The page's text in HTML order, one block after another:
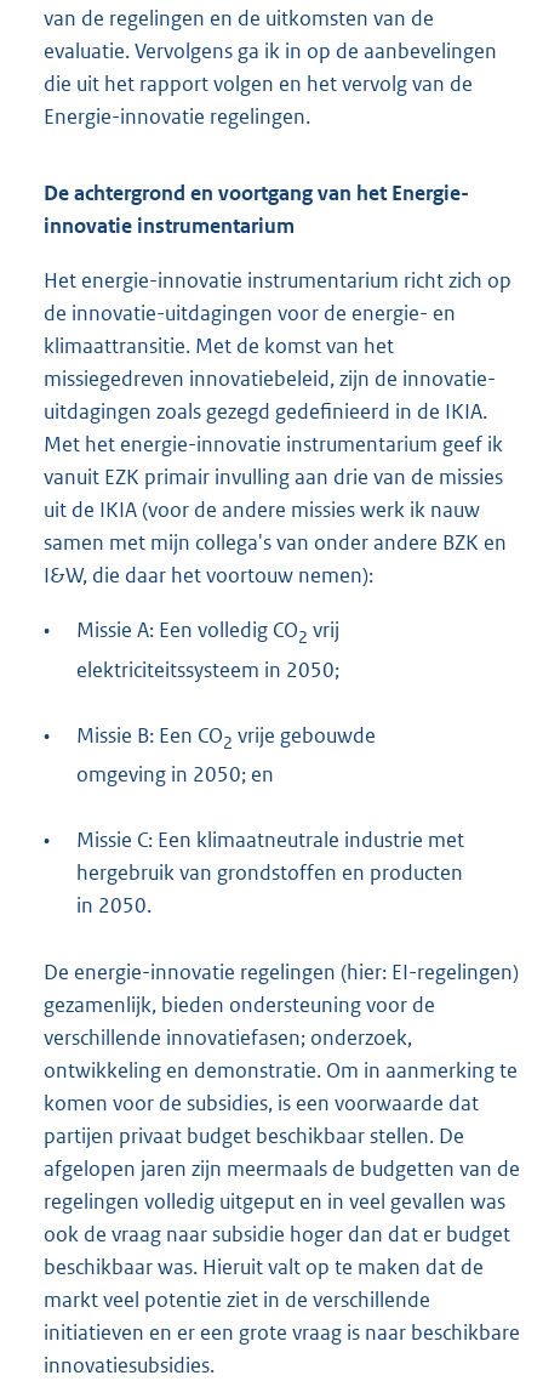
van de regelingen en de uitkomsten van de
evaluatie. Vervolgens ga ik in op de aanbevelingen
die uit het rapport volgen en het vervolg van de
Energie-innovatie regelingen.
De achtergrond en voortgang van het Energie-
innovatie instrumentarium
Het energie-innovatie instrumentarium richt zich op
de innovatie-uitdagingen voor de energie- en
klimaattransitie. Met de komst van het
missiegedreven innovatiebeleid, zijn de innovatie-
uitdagingen zoals gezegd gedefinieerd in de IKIA.
Met het energie-innovatie instrumentarium geef ik
vanuit EZK primair invulling aan drie van de missies
uit de IKIA (voor de andere missies werk ik nauw
samen met mijn collega's van onder andere BZK en
I&W, die daar het voortouw nemen):
• Missie A: Een volledig CO2 vrij
elektriciteitssysteem in 2050;
• Missie B: Een CO2 vrije gebouwde
omgeving in 2050; en
•
Missie C: Een klimaatneutrale industrie met
hergebruik van grondstoffen en producten
in 2050.
De energie-innovatie regelingen (hier: EI-regelingen)
gezamenlijk, bieden ondersteuning voor de
verschillende innovatiefasen; onderzoek,
ontwikkeling en demonstratie. Om in aanmerking te
komen voor de subsidies, is een voorwaarde dat
partijen privaat budget beschikbaar stellen. De
afgelopen jaren zijn meermaals de budgetten van de
regelingen volledig uitgeput en in veel gevallen was
ook de vraag naar subsidie hoger dan dat er budget
beschikbaar was. Hieruit valt op te maken dat de
markt veel potentie ziet in de verschillende
initiatieven en er een grote vraag is naar beschikbare
innovatiesubsidies.